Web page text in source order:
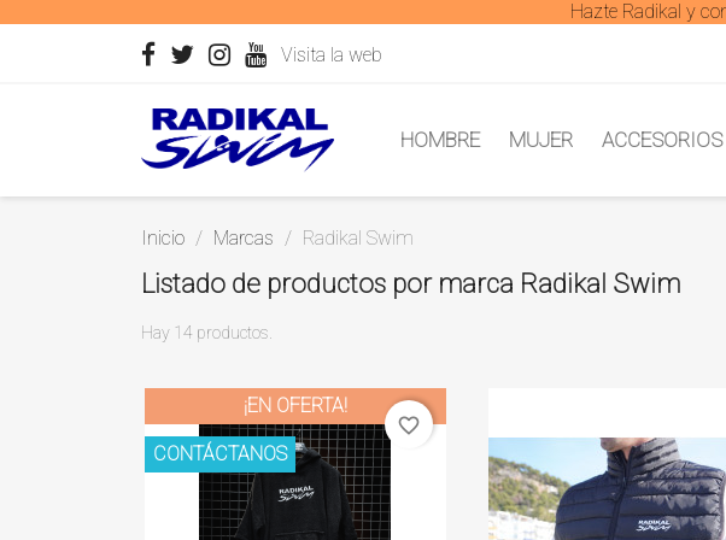
Hazte Radikal y
Visita la web
HOMBRE MUJER ACCESORIOS
Inicio Marcas Radikal Swim
Listado de productos por marca Radikal Swim
Hay 14 productos.
¡EN OFERTA!
CONTÁCTANOS
favorite_border